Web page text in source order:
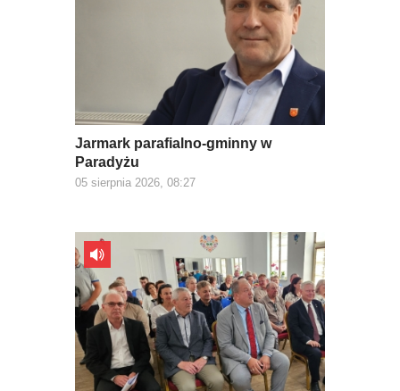
Jarmark parafialno-gminny w
Paradyżu
05 sierpnia 2026, 08:27